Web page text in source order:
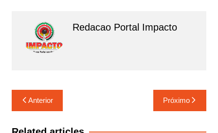
Redacao Portal Impacto
Navegação
de
Post
Anterior Próximo